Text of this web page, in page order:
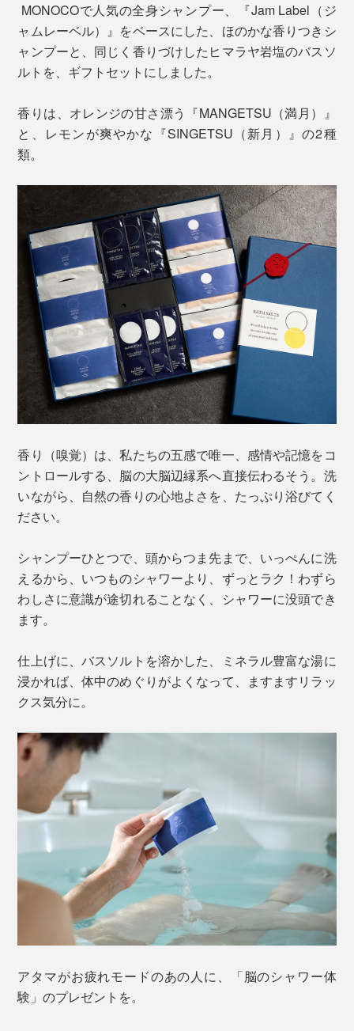
MONOCOで人気の全身シャンプー、『Jam Label（ジ
ャムレーベル）』をベースにした、ほのかな香りつきシ
ャンプーと、同じく香りづけしたヒマラヤ岩塩のバスソ
ルトを、ギフトセットにしました。
香りは、オレンジの甘さ漂う『MANGETSU（満月）』
と、レモンが爽やかな『SINGETSU（新月）』の2種
類。
香り（嗅覚）は、私たちの五感で唯一、感情や記憶をコ
ントロールする、脳の大脳辺縁系へ直接伝わるそう。洗
いながら、自然の香りの心地よさを、たっぷり浴びてく
ださい。
シャンプーひとつで、頭からつま先まで、いっぺんに洗
えるから、いつものシャワーより、ずっとラク！わずら
わしさに意識が途切れることなく、シャワーに没頭でき
ます。
仕上げに、バスソルトを溶かした、ミネラル豊富な湯に
浸かれば、体中のめぐりがよくなって、ますますリラッ
クス気分に。
アタマがお疲れモードのあの人に、「脳のシャワー体
験」のプレゼントを。